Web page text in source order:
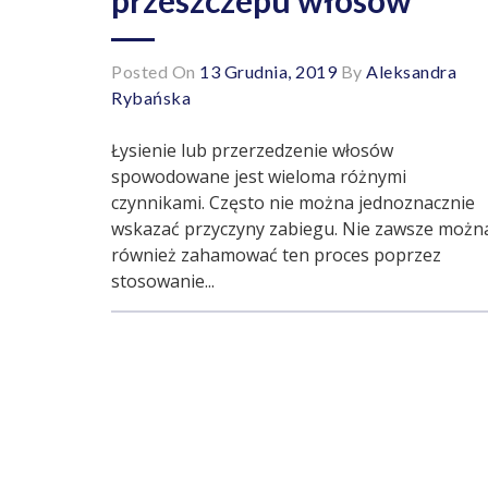
Posted On 13 Grudnia, 2019By Aleksandra
Rybańska
Łysienie lub przerzedzenie włosów
spowodowane jest wieloma różnymi
czynnikami. Często nie można jednoznacznie
wskazać przyczyny zabiegu. Nie zawsze
również zahamować ten proces poprzez
stosowanie...